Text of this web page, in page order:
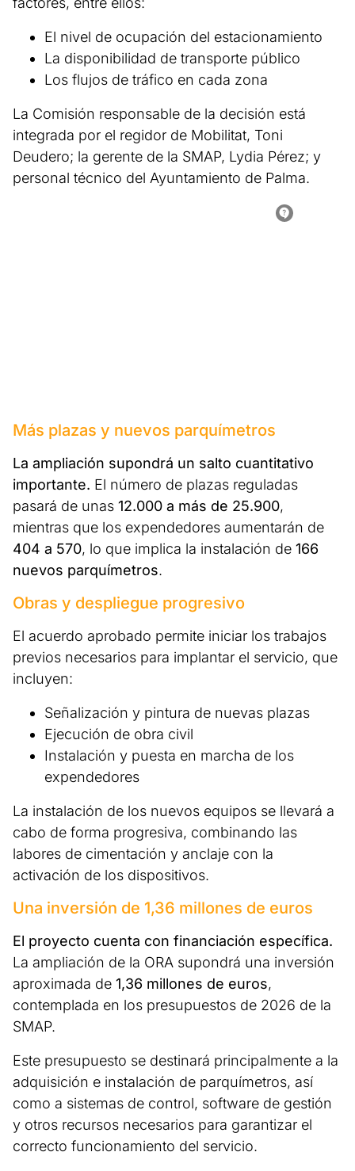
El nivel de ocupación del estacionamiento
La disponibilidad de transporte público
Los flujos de tráfico en cada zona
La Comisión responsable de la decisión está
integrada por el regidor de Mobilitat, Toni
Deudero; la gerente de la SMAP, Lydia Pérez; y
personal técnico del Ayuntamiento de Palma.
Más plazas y nuevos parquímetros
La ampliación supondrá un salto cuantitativo
importante. El número de plazas reguladas
pasará de unas 12.000 a más de 25.900,
mientras que los expendedores aumentarán de
404 a 570, lo que implica la instalación de 166
nuevos parquímetros.
Obras y despliegue progresivo
El acuerdo aprobado permite iniciar los trabajos
previos necesarios para implantar el servicio, que
incluyen:
Señalización y pintura de nuevas plazas
Ejecución de obra civil
Instalación y puesta en marcha de los
expendedores
La instalación de los nuevos equipos se llevará a
cabo de forma progresiva, combinando las
labores de cimentación y anclaje con la
activación de los dispositivos.
Una inversión de 1,36 millones de euros
El proyecto cuenta con financiación específica.
La ampliación de la ORA supondrá una inversión
aproximada de 1,36 millones de euros,
contemplada en los presupuestos de 2026 de la
SMAP.
Este presupuesto se destinará principalmente a la
adquisición e instalación de parquímetros, así
como a sistemas de control, software de gestión
y otros recursos necesarios para garantizar el
correcto funcionamiento del servicio.